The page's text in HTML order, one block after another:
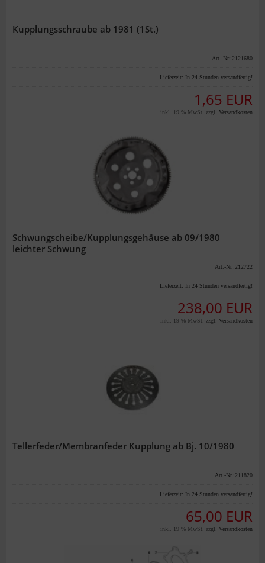
Kupplungsschraube ab 1981 (1St.)
Art.-Nr.:2121680
Lieferzeit: In 24 Stunden versandfertig!
1,65 EUR
inkl. 19 % MwSt. zzgl. Versandkosten
Schwungscheibe/Kupplungsgehäuse ab 09/1980
leichter Schwung
Art.-Nr.:212722
Lieferzeit: In 24 Stunden versandfertig!
238,00 EUR
inkl. 19 % MwSt. zzgl. Versandkosten
Tellerfeder/Membranfeder Kupplung ab Bj. 10/1980
Art.-Nr.:211820
Lieferzeit: In 24 Stunden versandfertig!
65,00 EUR
inkl. 19 % MwSt. zzgl. Versandkosten